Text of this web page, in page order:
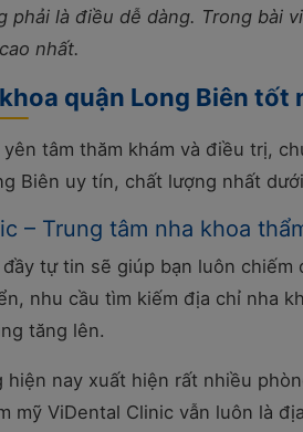
phải là điều dễ dàng. Trong bài
nhất.
quận Long Biên tốt
tâm thăm khám và điều trị,
Biên uy tín, chất lượng nhất
– Trung tâm nha khoa
tự tin sẽ giúp bạn luôn
nhu cầu tìm kiếm địa chỉ nha
tăng lên.
nay xuất hiện rất nhiều
mỹ ViDental Clinic vẫn luôn là